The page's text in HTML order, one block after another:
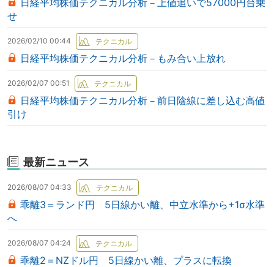
日経平均株価テクニカル分析－上値追いで57000円台乗
せ
2026/02/10 00:44
日経平均株価テクニカル分析－もみ合い上放れ
2026/02/07 00:51
日経平均株価テクニカル分析－前日陰線に差し込む高値
引け
最新ニュース
2026/08/07 04:33
乖離3＝ランド円 5日線かい離、中立水準から+1σ水準
へ
2026/08/07 04:24
乖離2＝NZドル円 5日線かい離、プラスに転換